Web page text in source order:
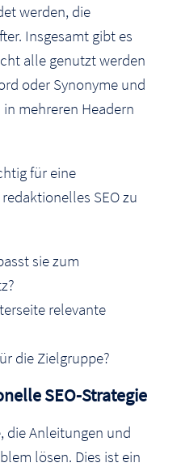
werden, die
Insgesamt gibt es
alle genutzt werden
oder Synonyme und
mehreren Headern
für eine
SEO zu
sie zum
relevante
die Zielgruppe?
SEO-Strategie
die Anleitungen und
lösen. Dies ist ein